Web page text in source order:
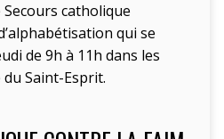
catholique
qui se
de 9h à 11h dans les
Saint-Esprit.